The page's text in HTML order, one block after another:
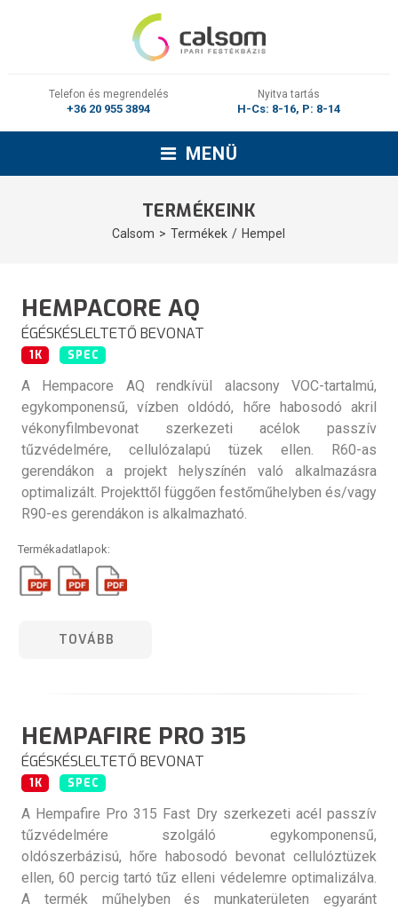
Telefon és megrendelés
+36 20 955 3894
Nyitva tartás
H-Cs: 8-16, P: 8-14
MENÜ
TERMÉKEINK
Calsom Termékek Hempel
HEMPACORE AQ
ÉGÉSKÉSLELTETŐ BEVONAT
1K SPEC
A Hempacore AQ rendkívül alacsony VOC-tartalmú,
egykomponensű, vízben oldódó, hőre habosodó akril
vékonyfilmbevonat szerkezeti acélok passzív
tűzvédelmére, cellulózalapú tüzek ellen. R60-as
gerendákon a projekt helyszínén való alkalmazásra
optimalizált. Projekttől függően festőműhelyben és/vagy
R90-es gerendákon is alkalmazható.
Termékadatlapok:
TOVÁBB
HEMPAFIRE PRO 315
ÉGÉSKÉSLELTETŐ BEVONAT
1K SPEC
A Hempafire Pro 315 Fast Dry szerkezeti acél passzív
tűzvédelmére szolgáló egykomponensű,
oldószerbázisú, hőre habosodó bevonat cellulóztüzek
ellen, 60 percig tartó tűz elleni védelemre optimalizálva.
A termék műhelyben és munkaterületen egyaránt